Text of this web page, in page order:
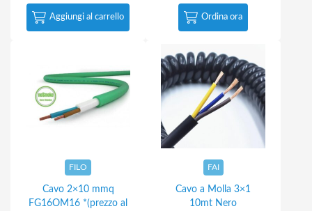
Aggiungi al carrello Ordina ora
FILO
Cavo 2×10 mmq
FG16OM16 *(prezzo al
FAI
Cavo a Molla 3×1
10mt Nero